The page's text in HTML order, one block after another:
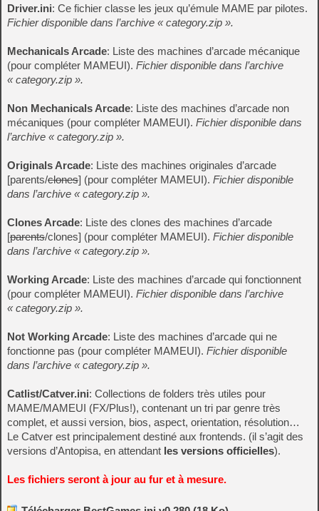
Driver.ini: Ce fichier classe les jeux qu’émule MAME par pilotes.
Fichier disponible dans l’archive « category.zip ».
Mechanicals Arcade: Liste des machines d’arcade mécanique
(pour compléter MAMEUI). Fichier disponible dans l’archive
« category.zip ».
Non Mechanicals Arcade: Liste des machines d’arcade non
mécaniques (pour compléter MAMEUI). Fichier disponible dans
l’archive « category.zip ».
Originals Arcade: Liste des machines originales d’arcade
[parents/clones] (pour compléter MAMEUI). Fichier disponible
dans l’archive « category.zip ».
Clones Arcade: Liste des clones des machines d’arcade
[parents/clones] (pour compléter MAMEUI). Fichier disponible
dans l’archive « category.zip ».
Working Arcade: Liste des machines d’arcade qui fonctionnent
(pour compléter MAMEUI). Fichier disponible dans l’archive
« category.zip ».
Not Working Arcade: Liste des machines d’arcade qui ne
fonctionne pas (pour compléter MAMEUI). Fichier disponible
dans l’archive « category.zip ».
Catlist/Catver.ini: Collections de folders très utiles pour
MAME/MAMEUI (FX/Plus!), contenant un tri par genre très
complet, et aussi version, bios, aspect, orientation, résolution…
Le Catver est principalement destiné aux frontends. (il s’agit des
versions d’Antopisa, en attendant les versions officielles).
Les fichiers seront à jour au fur et à mesure.